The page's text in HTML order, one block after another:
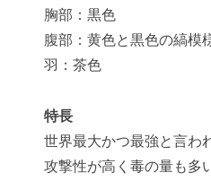
胸部：黒色
腹部：黄色と黒色の縞模
羽：茶色
特長
世界最大かつ最強と言わ
攻撃性が高く毒の量も多